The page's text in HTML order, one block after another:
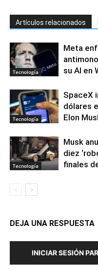
Artículos relacionados
Tecnología
Meta
su AI en
Tecnología
SpaceX
dólares
Elon
Tecnología
Musk
diez
finales
DEJA UNA RESPUESTA
INICIAR SESIÓN